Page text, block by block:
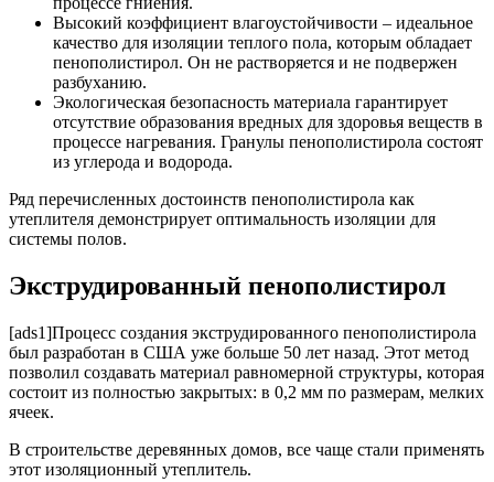
Высокий коэффициент влагоустойчивости – идеальное
качество для изоляции теплого пола, которым обладает
пенополистирол. Он не растворяется и не подвержен
разбуханию.
Экологическая безопасность материала гарантирует
отсутствие образования вредных для здоровья веществ в
процессе нагревания. Гранулы пенополистирола состоят
из углерода и водорода.
Ряд перечисленных достоинств пенополистирола как
утеплителя демонстрирует оптимальность изоляции для
системы полов.
Экструдированный пенополистирол
[ads1]Процесс создания экструдированного пенополистирола
был разработан в США уже больше 50 лет назад. Этот метод
позволил создавать материал равномерной структуры, которая
состоит из полностью закрытых: в 0,2 мм по размерам, мелких
ячеек.
В строительстве деревянных домов, все чаще стали применять
этот изоляционный утеплитель.